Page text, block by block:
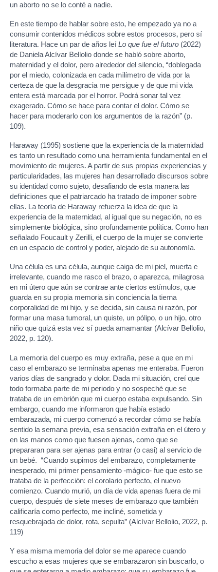
un aborto no se lo conté a nadie.
En este tiempo de hablar sobre esto, he empezado ya no a
consumir contenidos médicos sobre estos procesos, pero sí
literatura. Hace un par de años leí Lo que fue el futuro (2022)
de Daniela Alcívar Bellolio donde se habló sobre aborto,
maternidad y el dolor, pero alrededor del silencio, “doblegada
por el miedo, colonizada en cada milímetro de vida por la
certeza de que la desgracia me persigue y de que mi vida
entera está marcada por el horror. Podrá sonar tal vez
exagerado. Cómo se hace para contar el dolor. Cómo se
hacer para moderarlo con los argumentos de la razón” (p.
109).
Haraway (1995) sostiene que la experiencia de la maternidad
es tanto un resultado como una herramienta fundamental en el
movimiento de mujeres. A partir de sus propias experiencias y
particularidades, las mujeres han desarrollado discursos sobre
su identidad como sujeto, desafiando de esta manera las
definiciones que el patriarcado ha tratado de imponer sobre
ellas. La teoría de Haraway refuerza la idea de que la
experiencia de la maternidad, al igual que su negación, no es
simplemente biológica, sino profundamente política. Como han
señalado Foucault y Zerilli, el cuerpo de la mujer se convierte
en un espacio de control y poder, alejado de su autonomía.
Una célula es una célula, aunque caiga de mi piel, muerta e
irrelevante, cuando me rasco el brazo, o aparezca, milagrosa
en mi útero que aún se contrae ante ciertos estímulos, que
guarda en su propia memoria sin conciencia la tierna
corporalidad de mi hijo, y se decida, sin causa ni razón, por
formar una masa tumoral, un quiste, un pólipo, o un hijo, otro
niño que quizá esta vez sí pueda amamantar (Alcívar Bellolio,
2022, p. 120).
La memoria del cuerpo es muy extraña, pese a que en mi
caso el embarazo se terminaba apenas me enteraba. Fueron
varios días de sangrado y dolor. Dada mi situación, creí que
todo formaba parte de mi periodo y no sospeché que se
trataba de un embrión que mi cuerpo estaba expulsando. Sin
embargo, cuando me informaron que había estado
embarazada, mi cuerpo comenzó a recordar cómo se había
sentido la semana previa, esa sensación extraña en el útero y
en las manos como que fuesen ajenas, como que se
prepararan para ser ajenas para entrar (o casi) al servicio de
un bebé. “Cuando supimos del embarazo, completamente
inesperado, mi primer pensamiento -mágico- fue que esto se
trataba de la perfección: el corolario perfecto, el nuevo
comienzo. Cuando murió, un día de vida apenas fuera de mi
cuerpo, después de siete meses de embarazo que también
calificaría como perfecto, me incliné, sometida y
resquebrajada de dolor, rota, sepulta” (Alcívar Bellolio, 2022, p.
119)
Y esa misma memoria del dolor se me aparece cuando
escucho a esas mujeres que se embarazaron sin buscarlo, o